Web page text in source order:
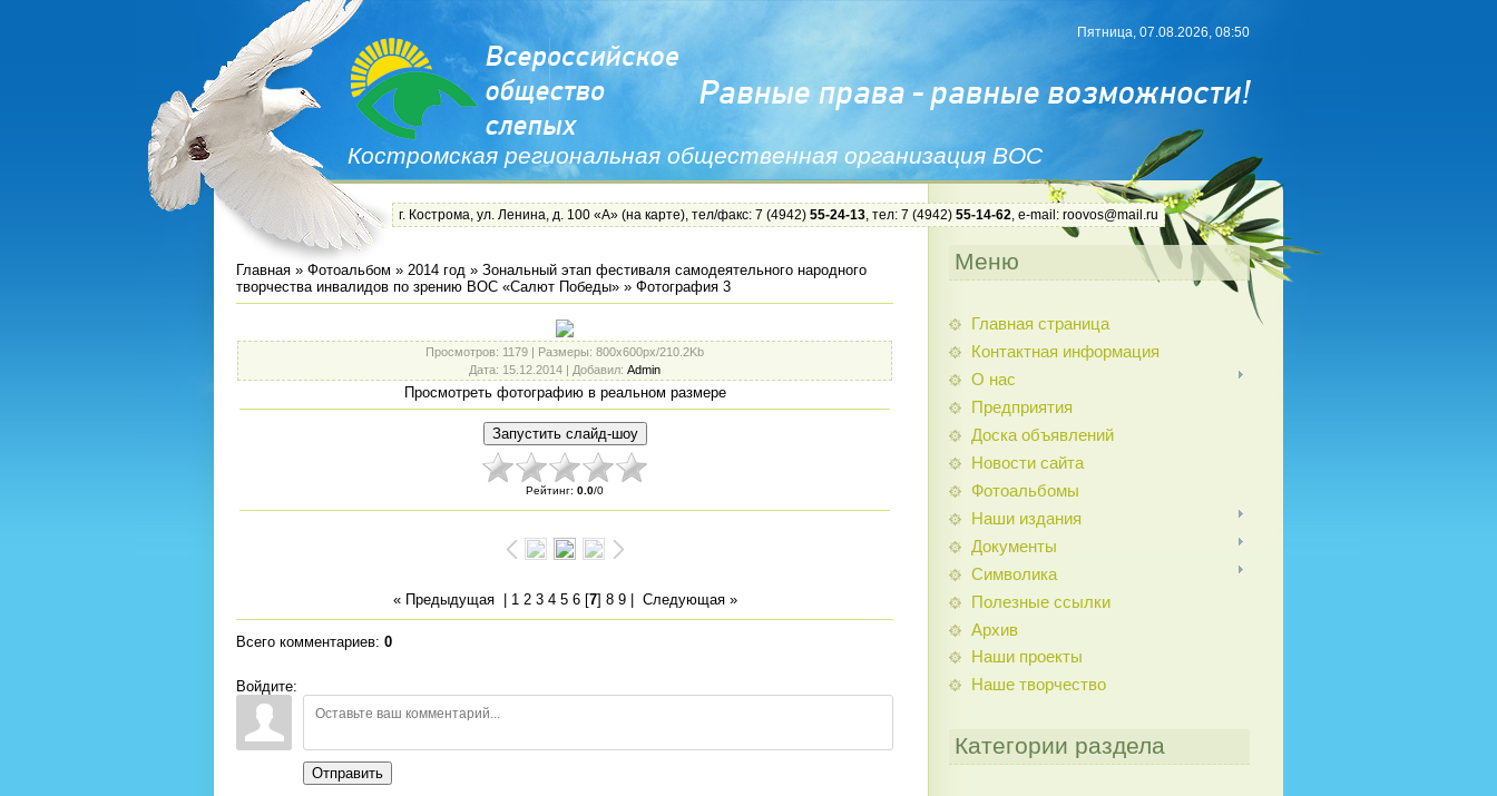
Костромская региональная общественная организация ВОС
Пятница, 07.08.2026, 08:50
г. Кострома, ул. Ленина, д. 100 «А» (на карте), тел/факс: 7 (4942) 55-24-13, тел: 7 (4942) 55-14-62, e-mail: roovos@mail.ru
Главная » Фотоальбом » 2014 год » Зональный этап фестиваля самодеятельного народного
творчества инвалидов по зрению ВОС «Салют Победы» » Фотография 3
Просмотров: 1179 | Размеры: 800x600px/210.2Kb
Дата: 15.12.2014 | Добавил: Admin
Просмотреть фотографию в реальном размере
Рейтинг: 0.0/0
« Предыдущая| 1 2 3 4 5 6[7] 8 9| Следующая »
Всего комментариев: 0
Войдите:
Отправить
Меню
Главная страница
Контактная информация
О нас
Предприятия
Доска объявлений
Новости сайта
Фотоальбомы
Наши издания
Документы
Символика
Полезные ссылки
Архив
Наши проекты
Наше творчество
Категории раздела